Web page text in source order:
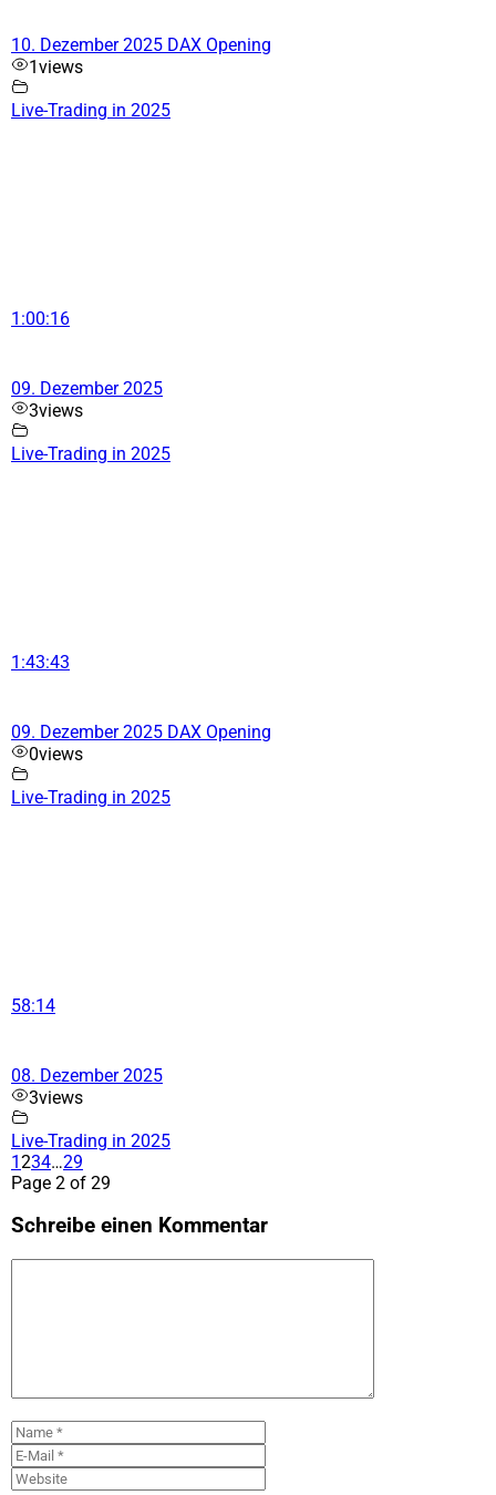
10. Dezember 2025 DAX Opening
1views
Live-Trading in 2025
1:00:16
09. Dezember 2025
3views
Live-Trading in 2025
1:43:43
09. Dezember 2025 DAX Opening
0views
Live-Trading in 2025
58:14
08. Dezember 2025
3views
Live-Trading in 2025
1234…29
Page 2 of 29
Schreibe einen Kommentar
Name
Mail